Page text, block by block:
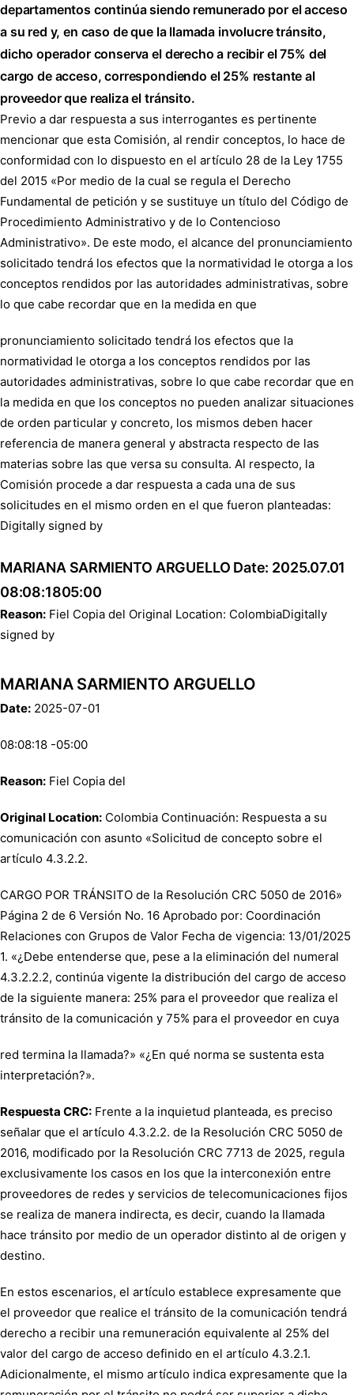
departamentos continúa siendo remunerado por el acceso
a su red y, en caso de que la llamada involucre tránsito,
dicho operador conserva el derecho a recibir el 75% del
cargo de acceso, correspondiendo el 25% restante al
proveedor que realiza el tránsito.
Previo a dar respuesta a sus interrogantes es pertinente
mencionar que esta Comisión, al rendir conceptos, lo hace de
conformidad con lo dispuesto en el artículo 28 de la Ley 1755
del 2015 «Por medio de la cual se regula el Derecho
Fundamental de petición y se sustituye un título del Código de
Procedimiento Administrativo y de lo Contencioso
Administrativo». De este modo, el alcance del pronunciamiento
solicitado tendrá los efectos que la normatividad le otorga a los
conceptos rendidos por las autoridades administrativas, sobre
lo que cabe recordar que en la medida en que
pronunciamiento solicitado tendrá los efectos que la
normatividad le otorga a los conceptos rendidos por las
autoridades administrativas, sobre lo que cabe recordar que en
la medida en que los conceptos no pueden analizar situaciones
de orden particular y concreto, los mismos deben hacer
referencia de manera general y abstracta respecto de las
materias sobre las que versa su consulta. Al respecto, la
Comisión procede a dar respuesta a cada una de sus
solicitudes en el mismo orden en el que fueron planteadas:
Digitally signed by
MARIANA SARMIENTO ARGUELLO Date: 2025.07.01
08:08:1805:00
Reason: Fiel Copia del Original Location: ColombiaDigitally
signed by
MARIANA SARMIENTO ARGUELLO
Date: 2025-07-01
08:08:18 -05:00
Reason: Fiel Copia del
Original Location: Colombia Continuación: Respuesta a su
comunicación con asunto «Solicitud de concepto sobre el
artículo 4.3.2.2.
CARGO POR TRÁNSITO de la Resolución CRC 5050 de 2016»
Página 2 de 6 Versión No. 16 Aprobado por: Coordinación
Relaciones con Grupos de Valor Fecha de vigencia: 13/01/2025
1. «¿Debe entenderse que, pese a la eliminación del numeral
4.3.2.2.2, continúa vigente la distribución del cargo de acceso
de la siguiente manera: 25% para el proveedor que realiza el
tránsito de la comunicación y 75% para el proveedor en cuya
red termina la llamada?» «¿En qué norma se sustenta esta
interpretación?».
Respuesta CRC: Frente a la inquietud planteada, es preciso
señalar que el artículo 4.3.2.2. de la Resolución CRC 5050 de
2016, modificado por la Resolución CRC 7713 de 2025, regula
exclusivamente los casos en los que la interconexión entre
proveedores de redes y servicios de telecomunicaciones fijos
se realiza de manera indirecta, es decir, cuando la llamada
hace tránsito por medio de un operador distinto al de origen y
destino.
En estos escenarios, el artículo establece expresamente que
el proveedor que realice el tránsito de la comunicación tendrá
derecho a recibir una remuneración equivalente al 25% del
valor del cargo de acceso definido en el artículo 4.3.2.1.
Adicionalmente, el mismo artículo indica expresamente que la